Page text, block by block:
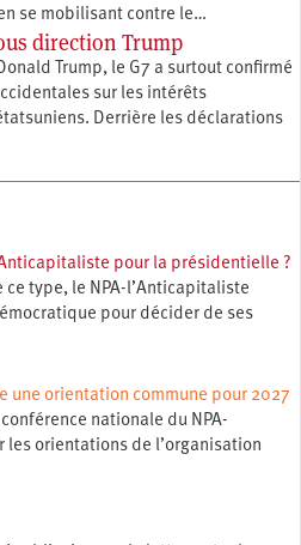
se mobilisant contre le…
direction Trump
Trump, le G7 a surtout confirmé
sur les intérêts
Derrière les déclarations
pour la présidentielle ?
type, le NPA-l’Anticapitaliste
pour décider de ses
une orientation commune pour 2027
nationale du NPA-
orientations de l’organisation